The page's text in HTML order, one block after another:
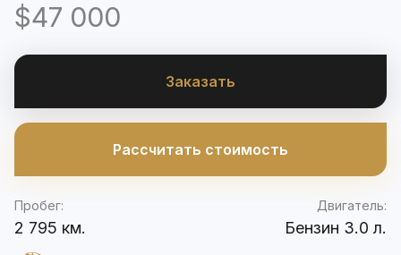
$47 000
Заказать
Рассчитать стоимость
Пробег:
2 795 км.
Двигатель:
Бензин 3.0 л.